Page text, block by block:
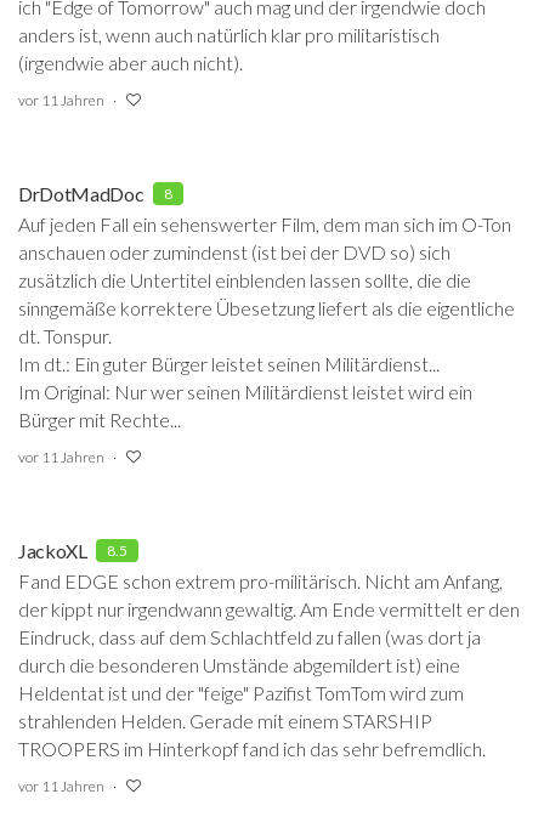
ich "Edge of Tomorrow" auch mag und der irgendwie doch
anders ist, wenn auch natürlich klar pro militaristisch
(irgendwie aber auch nicht).
vor 11 Jahren
DrDotMadDoc 8
Auf jeden Fall ein sehenswerter Film, dem man sich im O-Ton
anschauen oder zumindenst (ist bei der DVD so) sich
zusätzlich die Untertitel einblenden lassen sollte, die die
sinngemäße korrektere Übesetzung liefert als die eigentliche
dt. Tonspur.
Im dt.: Ein guter Bürger leistet seinen Militärdienst...
Im Original: Nur wer seinen Militärdienst leistet wird ein
Bürger mit Rechte...
vor 11 Jahren
JackoXL 8.5
Fand EDGE schon extrem pro-militärisch. Nicht am Anfang,
der kippt nur irgendwann gewaltig. Am Ende vermittelt er den
Eindruck, dass auf dem Schlachtfeld zu fallen (was dort ja
durch die besonderen Umstände abgemildert ist) eine
Heldentat ist und der "feige" Pazifist TomTom wird zum
strahlenden Helden. Gerade mit einem STARSHIP
TROOPERS im Hinterkopf fand ich das sehr befremdlich.
vor 11 Jahren